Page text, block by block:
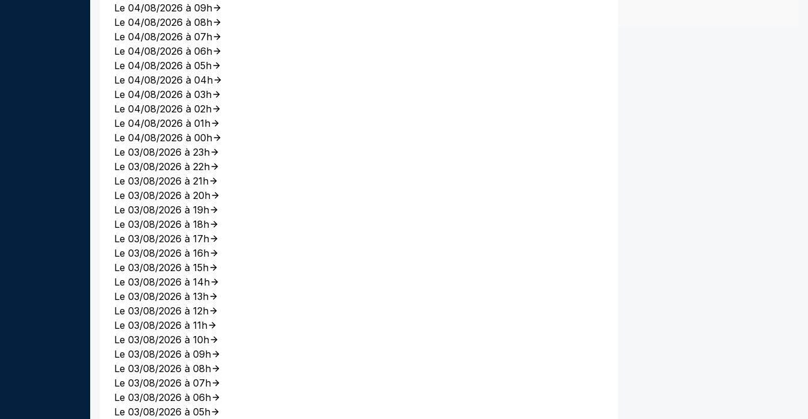
Le 04/08/2026 à 09h
Le 04/08/2026 à 08h
Le 04/08/2026 à 07h
Le 04/08/2026 à 06h
Le 04/08/2026 à 05h
Le 04/08/2026 à 04h
Le 04/08/2026 à 03h
Le 04/08/2026 à 02h
Le 04/08/2026 à 01h
Le 04/08/2026 à 00h
Le 03/08/2026 à 23h
Le 03/08/2026 à 22h
Le 03/08/2026 à 21h
Le 03/08/2026 à 20h
Le 03/08/2026 à 19h
Le 03/08/2026 à 18h
Le 03/08/2026 à 17h
Le 03/08/2026 à 16h
Le 03/08/2026 à 15h
Le 03/08/2026 à 14h
Le 03/08/2026 à 13h
Le 03/08/2026 à 12h
Le 03/08/2026 à 11h
Le 03/08/2026 à 10h
Le 03/08/2026 à 09h
Le 03/08/2026 à 08h
Le 03/08/2026 à 07h
Le 03/08/2026 à 06h
Le 03/08/2026 à 05h